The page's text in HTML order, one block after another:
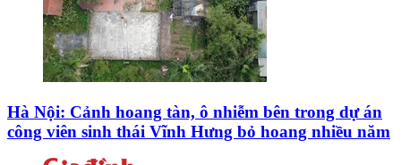
Hà Nội: Cảnh hoang tàn, ô nhiễm bên trong dự án
công viên sinh thái Vĩnh Hưng bỏ hoang nhiều năm